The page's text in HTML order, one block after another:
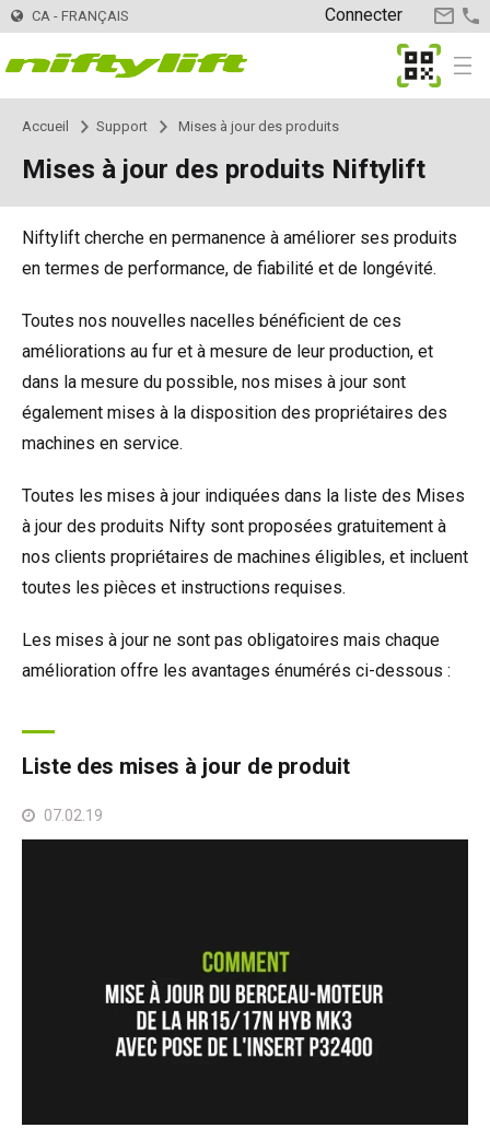
CA - FRANÇAIS
US
MyNiftyMenu
Connecter
Produits
Sélecteur de produits
TM42T
TM50
TM64
SP34N
SP45N
SP45E
SP64E
SP85 4x4
Automotrices - Hybrides
SP34 4x4
SP34N
SP45N
SP50 4x4
SP85 4x4
Automotrices - Diesel
SP34 4x4
SP45 4x4
Semi-automotrices
SD50 4x4
TD42T
Matériel d'occasion
Hydrogen-Electric
Tout électrique
Niftylink
ToughCage
Codes Réinitialisation
Recherche de code d'erreur
Charges au sol et charges ponctuelles
Bulletins techniques
Marketing
Mises à jour des produits
Assistance de Niftylink
NiftyPRO
Location
Chercher une société de location
Inscrivez votre entreprise
Contact
Demandes générales
Service commercial
Entretien et pièces de rechange
Commentaires des clients
Revendeurs Niftylift dans le monde
L'Entreprise
Blog
Conditions et Politiques
Accueil Support Mises à jour des produits
Mises à jour des produits Niftylift
Niftylift cherche en permanence à améliorer ses produits
en termes de performance, de fiabilité et de longévité.
Toutes nos nouvelles nacelles bénéficient de ces
améliorations au fur et à mesure de leur production, et
dans la mesure du possible, nos mises à jour sont
également mises à la disposition des propriétaires des
machines en service.
Toutes les mises à jour indiquées dans la liste des Mises
à jour des produits Nifty sont proposées gratuitement à
nos clients propriétaires de machines éligibles, et incluent
toutes les pièces et instructions requises.
Les mises à jour ne sont pas obligatoires mais chaque
amélioration offre les avantages énumérés ci-dessous :
Liste des mises à jour de produit
07.02.19